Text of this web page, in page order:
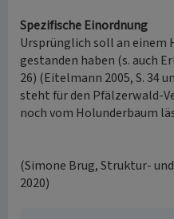
Spezifische Einordnung
Ursprünglich soll an einem
gestanden haben (s. auch
26) (Eitelmann 2005, S. 34
steht für den Pfälzerwald-
noch vom Holunderbaum
(Simone Brug, Struktur-
2020)